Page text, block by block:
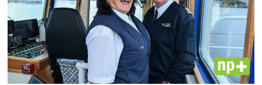
PLUS